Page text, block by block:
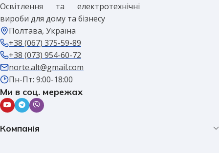
Освітлення та електротехнічні
вироби для дому та бізнесу
Полтава, Україна
+38 (067) 375-59-89
+38 (073) 954-60-72
norte.alt@gmail.com
Пн-Пт: 9:00-18:00
Ми в соц. мережах
Компанія